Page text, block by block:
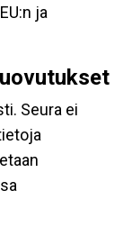
ja
Seura ei